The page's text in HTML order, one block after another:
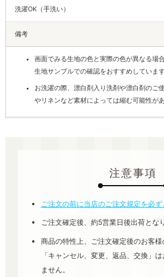
洗濯OK（手洗い）
備考
画面でみる生地の色と実際の色が異なる場
生地サンプルでの確認をおすすめしています
お洗濯の際、漂白剤入り洗剤や漂白剤のご
やリネンなど素材によっては縮む可能性があ
注意事項
ご注文の前に当店のご注文規定を必ず
ご注文確定後、約5営業日後出荷とな
商品の特性上、ご注文確定後のお客
「キャンセル、変更、返品、交換」
ません。